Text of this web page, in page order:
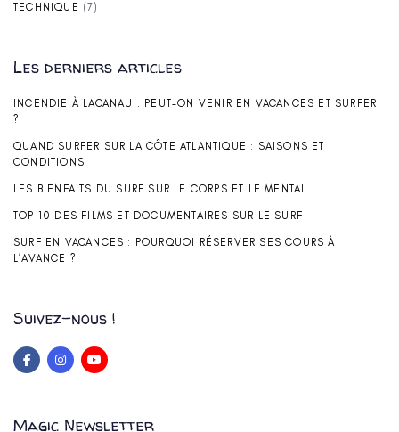
TECHNIQUE (7)
Les derniers articles
INCENDIE À LACANAU : PEUT-ON VENIR EN VACANCES ET SURFER
?
QUAND SURFER SUR LA CÔTE ATLANTIQUE : SAISONS ET
CONDITIONS
LES BIENFAITS DU SURF SUR LE CORPS ET LE MENTAL
TOP 10 DES FILMS ET DOCUMENTAIRES SUR LE SURF
SURF EN VACANCES : POURQUOI RÉSERVER SES COURS À
L’AVANCE ?
Suivez-nous !
Magic Newsletter